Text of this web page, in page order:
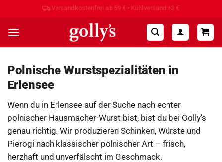
springen
Hohe Kundenzufriedenheit ⭐⭐⭐⭐⭐
Polnische Wurstspezialitäten in
Erlensee
Wenn du in Erlensee auf der Suche nach echter
polnischer Hausmacher-Wurst bist, bist du bei Golly’s
genau richtig. Wir produzieren Schinken, Würste und
Pierogi nach klassischer polnischer Art – frisch,
herzhaft und unverfälscht im Geschmack.